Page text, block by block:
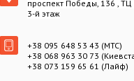
проспект Победы, 136 , ТЦ
3-й этаж
+38 095 648 53 43 (МТС)
+38 068 963 30 73
+38 073 159 65 61 (Лайф)